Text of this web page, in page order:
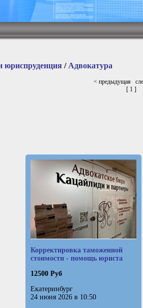
/ Адвокатура
< предыдущая
[ 1 ]
Корректировка таможенной
стоимости - помощь юриста
12500 Руб
Екатеринбург
24 июня 2026 в 10:50